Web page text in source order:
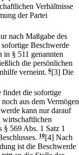
Verhältnisse
der Partei
nach Maßgabe des
Beschwerde
in § 511 genannten
die persönlichen
verneint. 6[3] Die
findet die sofortige
aus dem Vermögen
kann nur darauf
wirtschaftlichen
569 Abs. 1 Satz 1
10[4] Nach
ist die Beschwerde